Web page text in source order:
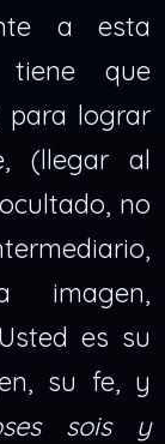
a esta
que
para lograr
(llegar al
no
imagen,
es su
su fe, y
sois y